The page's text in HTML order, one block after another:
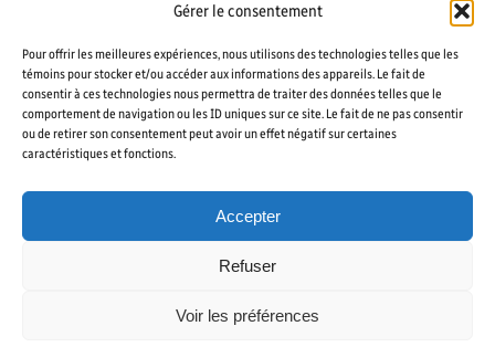
Gérer le consentement
Pour offrir les meilleures expériences, nous utilisons des technologies telles que les
témoins pour stocker et/ou accéder aux informations des appareils. Le fait de
consentir à ces technologies nous permettra de traiter des données telles que le
comportement de navigation ou les ID uniques sur ce site. Le fait de ne pas consentir
ou de retirer son consentement peut avoir un effet négatif sur certaines
caractéristiques et fonctions.
Accepter
Refuser
Voir les préférences
FacebookLinkedInInstagramYouTube
VORTEX SOLUTION
PLAN DU SITE GÉRER MES COOKIES